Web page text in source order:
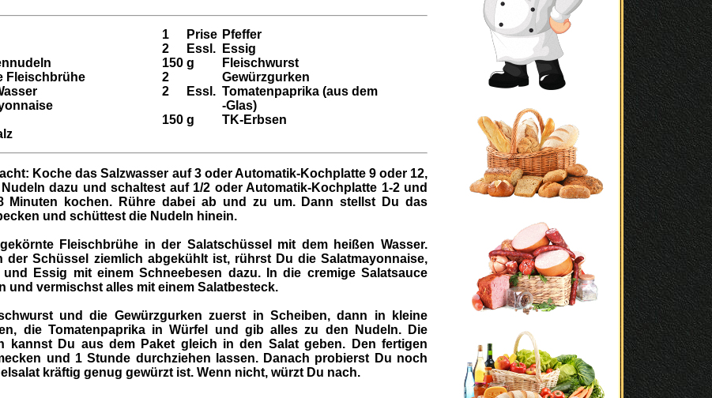
Fleischbrühe
1
2
150
2
2
150
Prise
Essl.
g
Essl.
g
Pfeffer
Essig
Fleischwurst
Gewürzgurken
Tomatenpaprika (aus dem
-Glas)
TK-Erbsen
Koche das Salzwasser auf 3 oder Automatik-Kochplatte 9 oder 12,
dazu und schaltest auf 1/2 oder Automatik-Kochplatte 1-2 und
Minuten kochen. Rühre dabei ab und zu um. Dann stellst Du das
und schüttest die Nudeln hinein.
Fleischbrühe in der Salatschüssel mit dem heißen Wasser.
der Schüssel ziemlich abgekühlt ist, rührst Du die Salatmayonnaise,
und Essig mit einem Schneebesen dazu. In die cremige Salatsauce
und vermischst alles mit einem Salatbesteck.
und die Gewürzgurken zuerst in Scheiben, dann in kleine
die Tomatenpaprika in Würfel und gib alles zu den Nudeln. Die
kannst Du aus dem Paket gleich in den Salat geben. Den fertigen
und 1 Stunde durchziehen lassen. Danach probierst Du noch
kräftig genug gewürzt ist. Wenn nicht, würzt Du nach.